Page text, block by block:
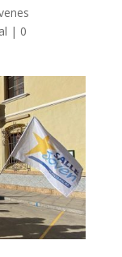
| 0